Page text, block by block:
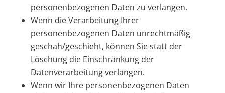
personenbezogenen Daten zu verlangen.
Wenn die Verarbeitung Ihrer
personenbezogenen Daten unrechtmäßig
geschah/geschieht, können Sie statt der
Löschung die Einschränkung der
Datenverarbeitung verlangen.
Wenn wir Ihre personenbezogenen Daten